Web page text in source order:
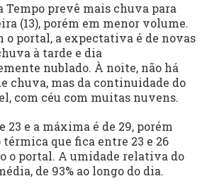
Tempo prevê mais chuva para
(13), porém em menor volume.
o portal, a expectativa é de novas
à tarde e dia
nublado. À noite, não há
chuva, mas da continuidade do
com céu com muitas nuvens.
23 e a máxima é de 29, porém
térmica que fica entre 23 e 26
o portal. A umidade relativa do
de 93% ao longo do dia.